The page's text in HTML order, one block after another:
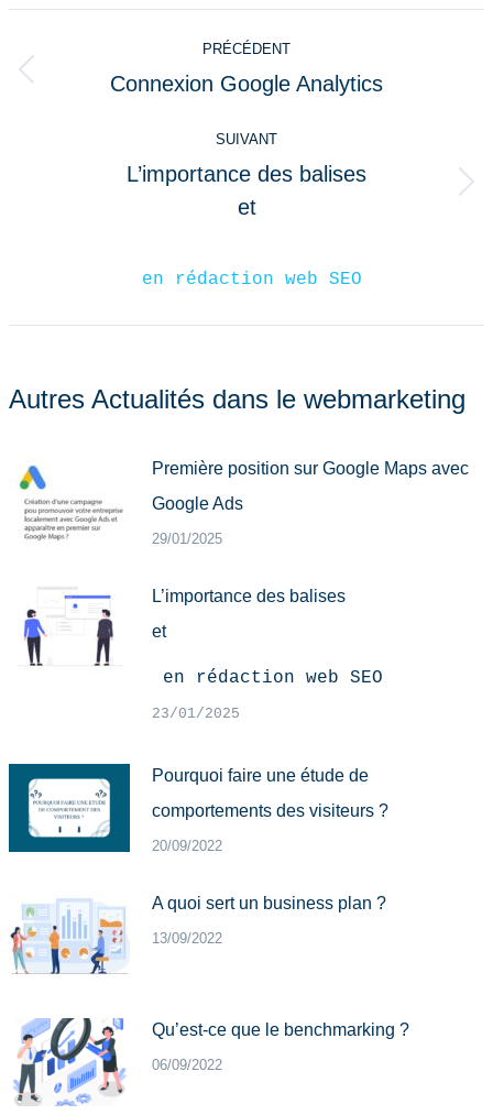
article
PRÉCÉDENT
Article
Connexion Google Analytics
SUIVANT
Article
:
L’importance des balises
et
en rédaction web SEO
Autres Actualités dans le webmarketing
Première position sur Google Maps avec
Google Ads
29/01/2025
L’importance des balises
et
en rédaction web SEO
23/01/2025
Pourquoi faire une étude de
comportements des visiteurs ?
20/09/2022
A quoi sert un business plan ?
13/09/2022
Qu’est-ce que le benchmarking ?
06/09/2022